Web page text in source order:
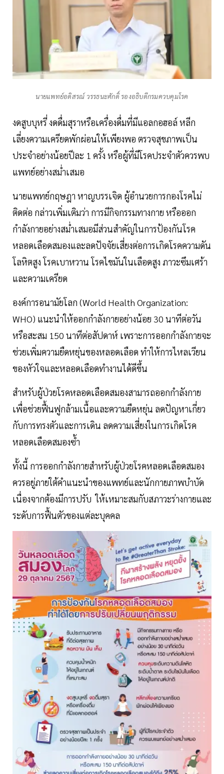
นายแพทย์อดิสรณ์ วรรธนะศักดิ์ รองอธิบดีกรมควบคุมโรค
งดสูบบุหรี่ งดดื่มสุราหรือเครื่องดื่มที่มีแอลกอฮอล์ หลีก
เลี่ยงความเครียดพักผ่อนให้เพียงพอ ตรวจสุขภาพเป็น
ประจำอย่างน้อยปีละ 1 ครั้ง หรือผู้ที่มีโรคประจำตัวควรพบ
แพทย์อย่างสม่ำเสมอ
นายแพทย์กฤษฎา หาญบรรเจิด ผู้อำนวยการกองโรคไม่
ติดต่อ กล่าวเพิ่มเติมว่า การมีกิจกรรมทางกาย หรือออก
กำลังกายอย่างสม่ำเสมอมีส่วนสำคัญในการป้องกันโรค
หลอดเลือดสมองและลดปัจจัยเสี่ยงต่อการเกิดโรคความดัน
โลหิตสูง โรคเบาหวาน โรคไขมันในเลือดสูง ภาวะซึมเศร้า
และความเครียด
องค์การอนามัยโลก (World Health Organization:
WHO) แนะนำให้ออกกำลังกายอย่างน้อย 30 นาทีต่อวัน
หรือสะสม 150 นาทีต่อสัปดาห์ เพราะการออกกำลังกายจะ
ช่วยเพิ่มความยืดหยุ่นของหลอดเลือด ทำให้การไหลเวียน
ของหัวใจและหลอดเลือดทำงานได้ดีขึ้น
สำหรับผู้ป่วยโรคหลอดเลือดสมองสามารถออกกำลังกาย
เพื่อช่วยฟื้นฟูกล้ามเนื้อและความยืดหยุ่น ลดปัญหาเกี่ยว
กับการทรงตัวและการเดิน ลดความเสี่ยงในการเกิดโรค
หลอดเลือดสมองซ้ำ
ทั้งนี้ การออกกำลังกายสำหรับผู้ป่วยโรคหลอดเลือดสมอง
ควรอยู่ภายใต้คำแนะนำของแพทย์และนักกายภาพบำบัด
เนื่องจากต้องมีการปรับ ให้เหมาะสมกับสภาวะร่างกายและ
ระดับการฟื้นตัวของแต่ละบุคคล